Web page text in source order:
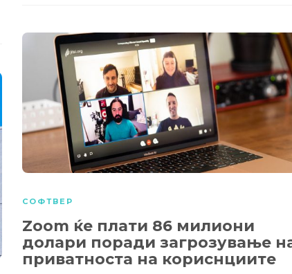
СОФТВЕР
Zoom ќе плати 86 милиони
долари поради загрозување
приватноста на кориснциите